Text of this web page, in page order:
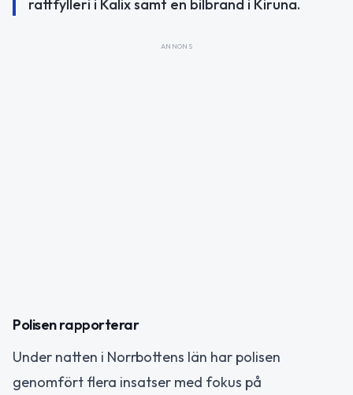
rattfylleri i Kalix samt en bilbrand i Kiruna.
ANNONS
Polisen rapporterar
Under natten i Norrbottens län har polisen
genomfört flera insatser med fokus på